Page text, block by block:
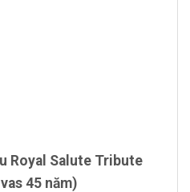
Royal Salute Tribute
45 năm)